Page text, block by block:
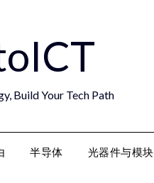
Build Your Tech Path
半导体 光器件与模块